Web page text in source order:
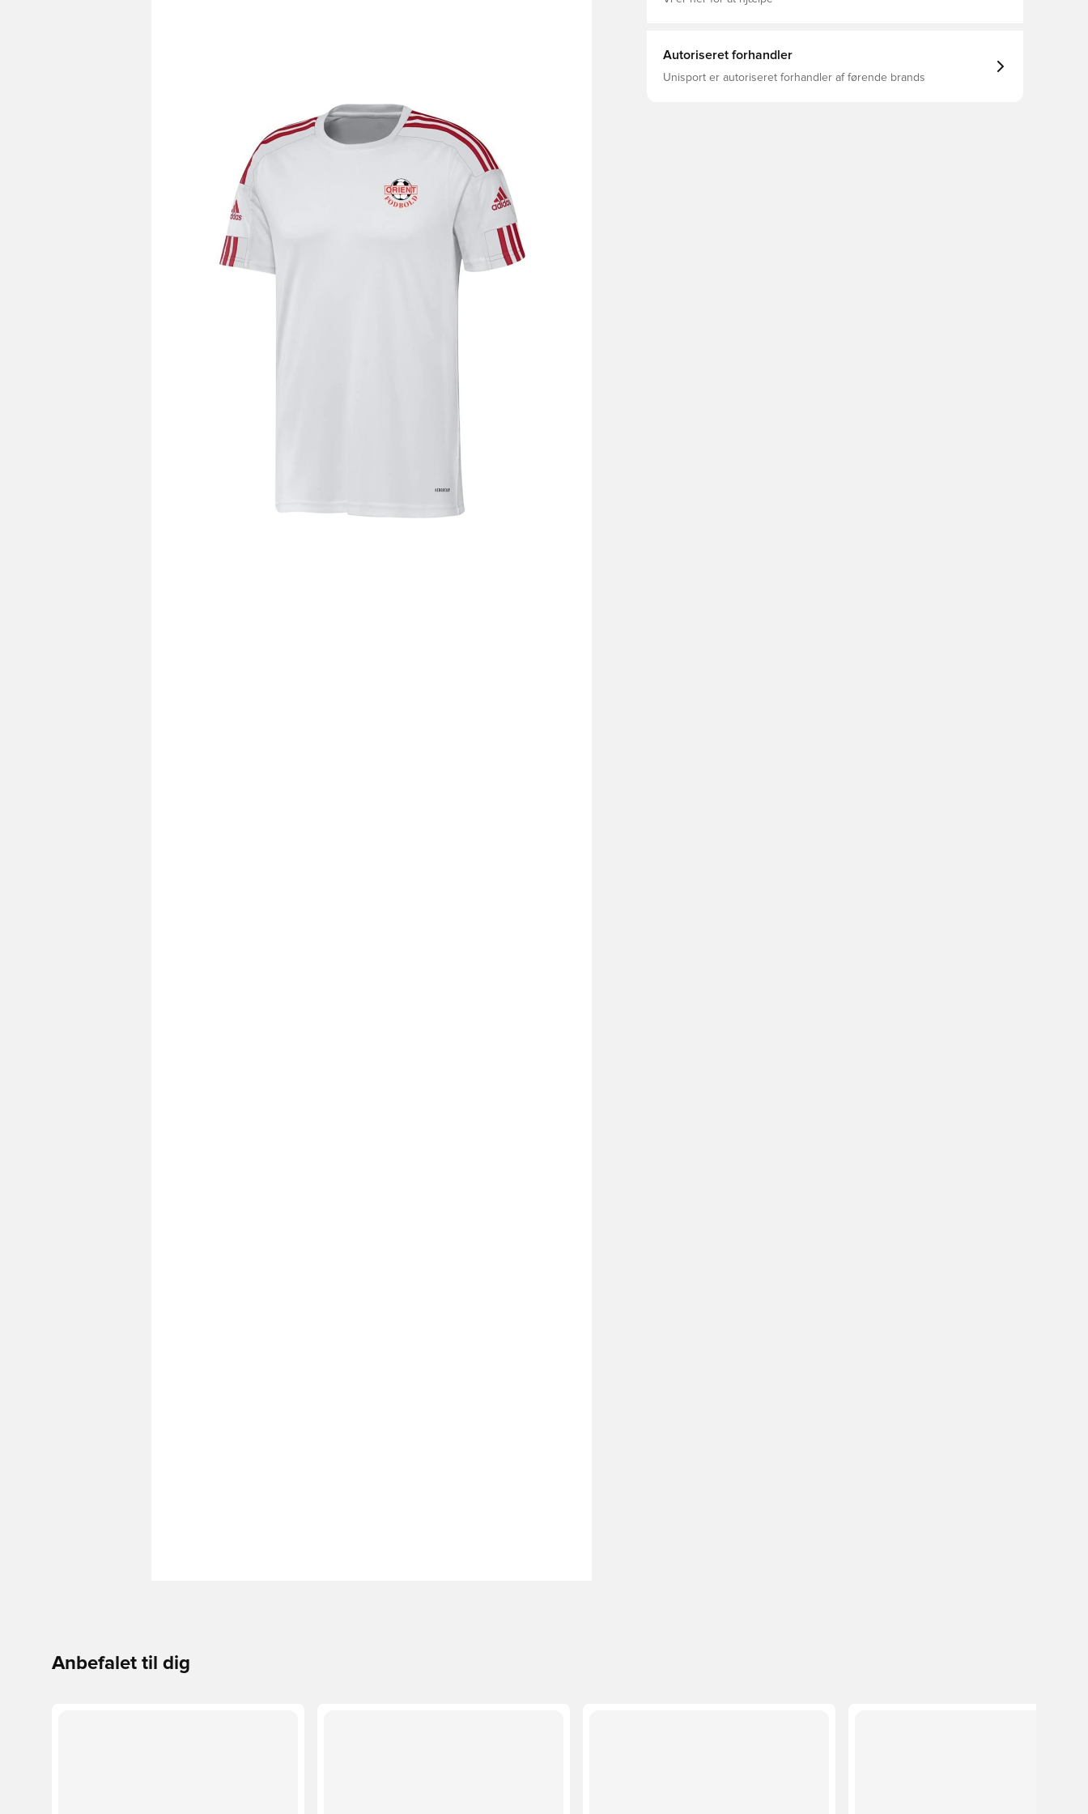
Autoriseret forhandler
Unisport er autoriseret forhandler af førende brands
Anbefalet til dig